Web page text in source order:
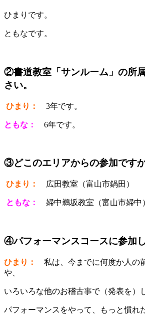
ひまりです。
ともなです。
②書道教室「サンルーム」の所
さい。
ひまり： 3年です。
ともな： 6年です。
③どこのエリアからの参加です
ひまり： 広田教室（富山市鍋田）
ともな： 婦中鵜坂教室（富山市婦中
④パフォーマンスコースに参加
ひまり：
私は、今までに何度か人の
や、
いろいろな他のお稽古事で（発表を）
パフォーマンスをやって、もっと慣れ